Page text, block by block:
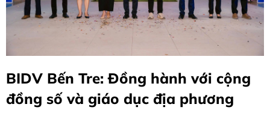
BIDV Bến Tre: Đồng hành với cộng
đồng số và giáo dục địa phương